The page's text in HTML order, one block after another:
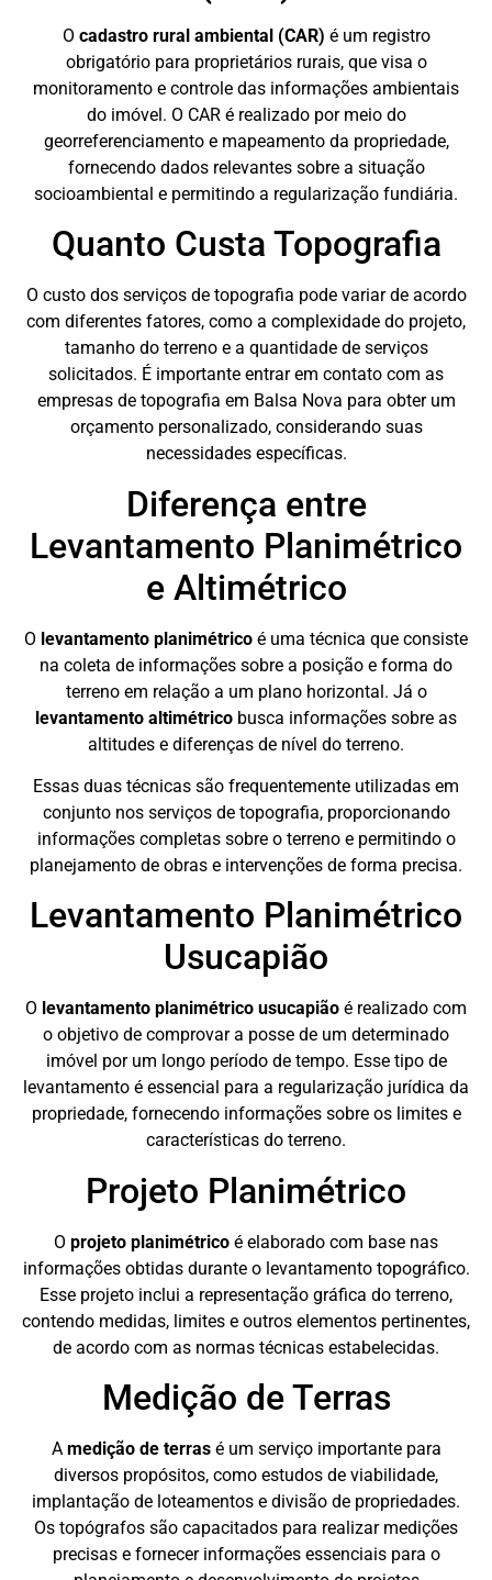
O cadastro rural ambiental (CAR) é um registro
obrigatório para proprietários rurais, que visa o
monitoramento e controle das informações ambientais
do imóvel. O CAR é realizado por meio do
georreferenciamento e mapeamento da propriedade,
fornecendo dados relevantes sobre a situação
socioambiental e permitindo a regularização fundiária.
Quanto Custa Topografia
O custo dos serviços de topografia pode variar de acordo
com diferentes fatores, como a complexidade do projeto,
tamanho do terreno e a quantidade de serviços
solicitados. É importante entrar em contato com as
empresas de topografia em Balsa Nova para obter um
orçamento personalizado, considerando suas
necessidades específicas.
Diferença entre
Levantamento Planimétrico
e Altimétrico
O levantamento planimétrico é uma técnica que consiste
na coleta de informações sobre a posição e forma do
terreno em relação a um plano horizontal. Já o
levantamento altimétrico busca informações sobre as
altitudes e diferenças de nível do terreno.
Essas duas técnicas são frequentemente utilizadas em
conjunto nos serviços de topografia, proporcionando
informações completas sobre o terreno e permitindo o
planejamento de obras e intervenções de forma precisa.
Levantamento Planimétrico
Usucapião
O levantamento planimétrico usucapião é realizado com
o objetivo de comprovar a posse de um determinado
imóvel por um longo período de tempo. Esse tipo de
levantamento é essencial para a regularização jurídica da
propriedade, fornecendo informações sobre os limites e
características do terreno.
Projeto Planimétrico
O projeto planimétrico é elaborado com base nas
informações obtidas durante o levantamento topográfico.
Esse projeto inclui a representação gráfica do terreno,
contendo medidas, limites e outros elementos pertinentes,
de acordo com as normas técnicas estabelecidas.
Medição de Terras
A medição de terrasé um serviço importante para
diversos propósitos, como estudos de viabilidade,
implantação de loteamentos e divisão de propriedades.
Os topógrafos são capacitados para realizar medições
precisas e fornecer informações essenciais para o